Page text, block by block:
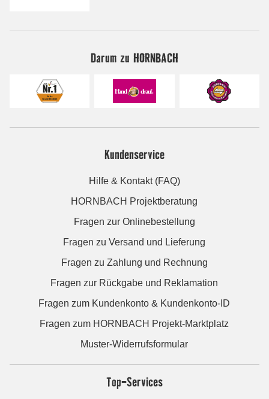
Darum zu HORNBACH
Kundenservice
Hilfe & Kontakt (FAQ)
HORNBACH Projektberatung
Fragen zur Onlinebestellung
Fragen zu Versand und Lieferung
Fragen zu Zahlung und Rechnung
Fragen zur Rückgabe und Reklamation
Fragen zum Kundenkonto & Kundenkonto-ID
Fragen zum HORNBACH Projekt-Marktplatz
Muster-Widerrufsformular
Top-Services